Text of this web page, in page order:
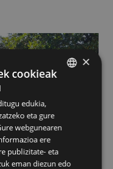
×
cookieak
edukia,
eta gure
webgunearen
ere
publizitate- eta
eman diezun edo